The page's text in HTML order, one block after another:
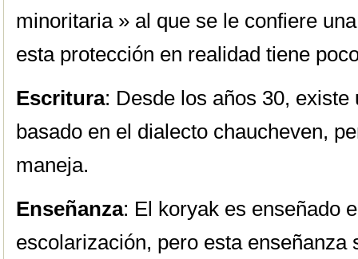
minoritaria » al que se le confiere
esta protección en realidad tiene
Escritura: Desde los años 30,
basado en el dialecto chaucheven,
maneja.
Enseñanza: El koryak es enseñado
escolarización, pero esta enseñanza